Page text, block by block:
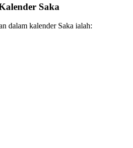
Saka
dalam kalender Saka ialah: